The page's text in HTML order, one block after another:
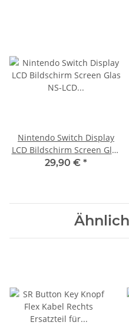
Nintendo Switch Display
LCD Bildschirm Screen Glas
NS-LCD 720p
29,90 € *